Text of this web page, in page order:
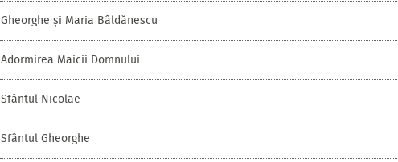
Gheorghe și Maria Bâldănescu
Adormirea Maicii Domnului
Sfântul Nicolae
Sfântul Gheorghe